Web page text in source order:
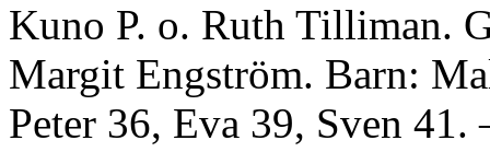
Kuno P. o. Ruth Tilliman.
Margit Engström. Barn:
Peter 36, Eva 39, Sven